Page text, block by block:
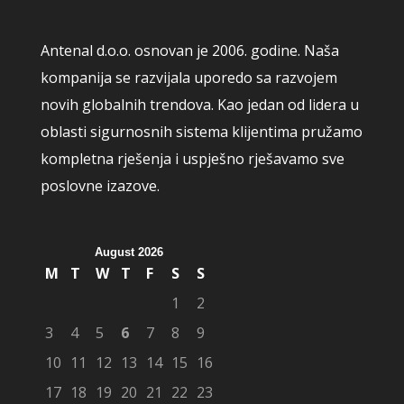
Antenal d.o.o. osnovan je 2006. godine. Naša
kompanija se razvijala uporedo sa razvojem
novih globalnih trendova. Kao jedan od lidera u
oblasti sigurnosnih sistema klijentima pružamo
kompletna rješenja i uspješno rješavamo sve
poslovne izazove.
August 2026
M T W T F S
S
1
2
3
4 5 6 7 8
9
10 11 12 13 14 15 16
17 18 19 20 21 22 23